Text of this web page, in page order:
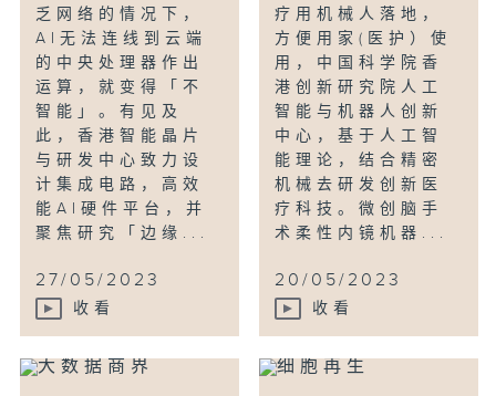
乏网络的情况下，
AI无法连线到云端
的中央处理器作出
运算，就变得「不
智能」。有见及
此，香港智能晶片
与研发中心致力设
计集成电路，高效
能AI硬件平台，并
聚焦研究「边缘...
27/05/2023
收看
疗用机械人落地，
方便用家(医护）使
用，中国科学院香
港创新研究院人工
智能与机器人创新
中心，基于人工智
能理论，结合精密
机械去研发创新医
疗科技。微创脑手
术柔性内镜机器...
20/05/2023
收看